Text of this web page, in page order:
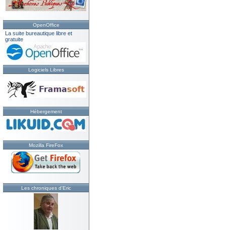
OpenOffice
La suite bureautique libre et
gratuite
Logiciels Libres
Hébergement
Mozilla FireFox
Les chroniques d'Eric